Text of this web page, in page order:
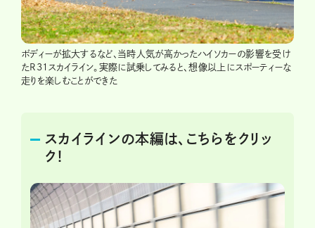
ボディーが拡大するなど、当時人気が高かったハイソカーの影響を受け
たR31スカイライン。実際に試乗してみると、想像以上にスポーティーな
走りを楽しむことができた
スカイラインの本編は、こちらをクリッ
ク！